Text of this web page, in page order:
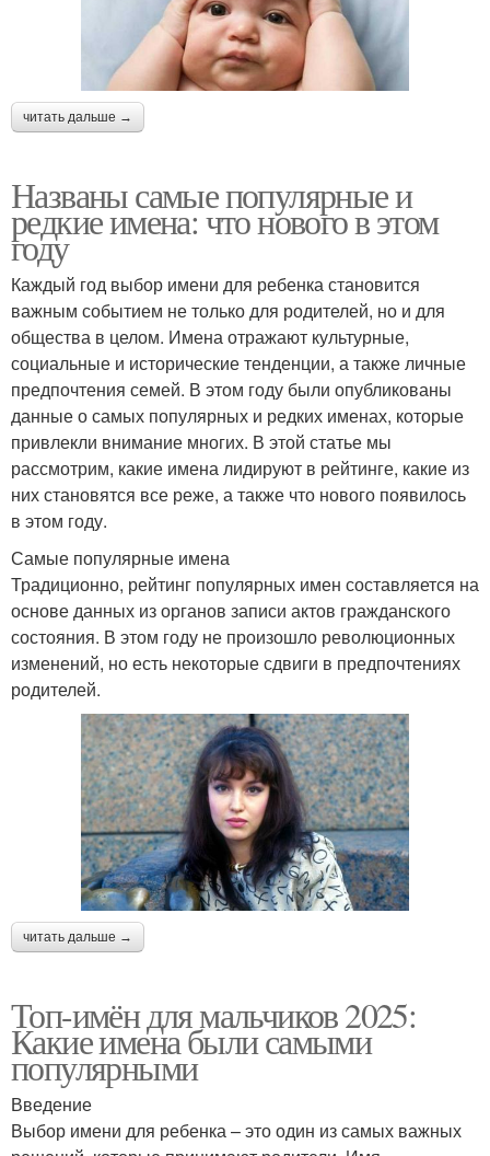
читать дальше →
Названы самые популярные и
редкие имена: что нового в этом
году
Каждый год выбор имени для ребенка становится
важным событием не только для родителей, но и для
общества в целом. Имена отражают культурные,
социальные и исторические тенденции, а также личные
предпочтения семей. В этом году были опубликованы
данные о самых популярных и редких именах, которые
привлекли внимание многих. В этой статье мы
рассмотрим, какие имена лидируют в рейтинге, какие из
них становятся все реже, а также что нового появилось
в этом году.
Самые популярные имена
Традиционно, рейтинг популярных имен составляется на
основе данных из органов записи актов гражданского
состояния. В этом году не произошло революционных
изменений, но есть некоторые сдвиги в предпочтениях
родителей.
читать дальше →
Топ-имён для мальчиков 2025:
Какие имена были самыми
популярными
Введение
Выбор имени для ребенка – это один из самых важных